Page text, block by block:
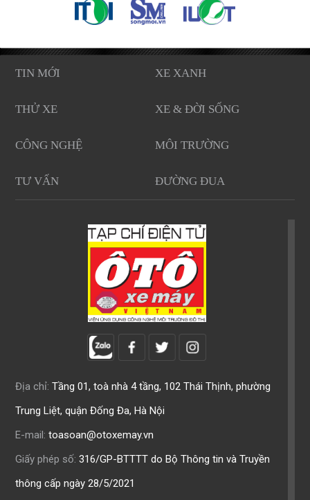
TIN MỚI XE XANH
THỬ XE XE & ĐỜI SỐNG
CÔNG NGHỆ MÔI TRƯỜNG
TƯ VẤN ĐƯỜNG ĐUA
Địa chỉ: Tầng 01, toà nhà 4 tầng, 102 Thái Thịnh, phường
Trung Liệt, quận Đống Đa, Hà Nội
E-mail: toasoan@otoxemay.vn
Giấy phép số: 316/GP-BTTTT do Bộ Thông tin và Truyền
thông cấp ngày 28/5/2021